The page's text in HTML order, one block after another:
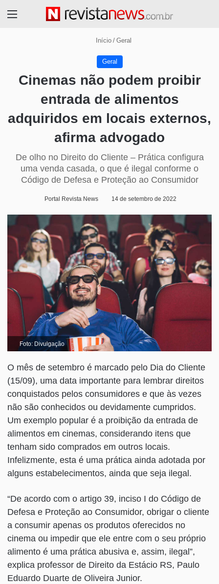
Início / Geral
Geral
Cinemas não podem proibir
entrada de alimentos
adquiridos em locais externos,
afirma advogado
De olho no Direito do Cliente – Prática configura
uma venda casada, o que é ilegal conforme o
Código de Defesa e Proteção ao Consumidor
Portal Revista News 14 de setembro de 2022
Foto: Divulgação
O mês de setembro é marcado pelo Dia do Cliente
(15/09), uma data importante para lembrar direitos
conquistados pelos consumidores e que às vezes
não são conhecidos ou devidamente cumpridos.
Um exemplo popular é a proibição da entrada de
alimentos em cinemas, considerando itens que
tenham sido comprados em outros locais.
Infelizmente, esta é uma prática ainda adotada por
alguns estabelecimentos, ainda que seja ilegal.
“De acordo com o artigo 39, inciso I do Código de
Defesa e Proteção ao Consumidor, obrigar o cliente
a consumir apenas os produtos oferecidos no
cinema ou impedir que ele entre com o seu próprio
alimento é uma prática abusiva e, assim, ilegal”,
explica professor de Direito da Estácio RS, Paulo
Eduardo Duarte de Oliveira Junior.